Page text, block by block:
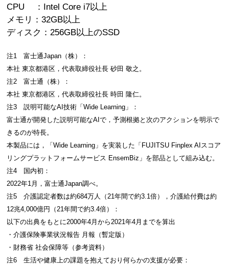
CPU ：Intel Core i7以上
メモリ：32GB以上
ディスク：256GB以上のSSD
注1 富士通Japan（株）：
本社 東京都港区，代表取締役社長 砂田 敬之。
注2 富士通（株）：
本社 東京都港区，代表取締役社長 時田 隆仁。
注3 説明可能なAI技術「Wide Learning」：
富士通が開発した説明可能なAIで，予測根拠と次のアクションを明示で
きるのが特長。
本製品には，「Wide Learning」を実装した「FUJITSU Finplex AIスコア
リングプラットフォームサービス EnsemBiz」を部品として組み込む。
注4 国内初：
2022年1月，富士通Japan調べ。
注5 介護認定者数は約684万人（21年間で約3.1倍），介護給付費は約
12兆4,000億円（21年間で約3.4倍）：
以下の出典をもとに2000年4月から2021年4月までを算出
・介護保険事業状況報告 月報（暫定版）
・財務省 社会保障等（参考資料）
注6 生活や健康上の課題を抱えており何らかの支援が必要：